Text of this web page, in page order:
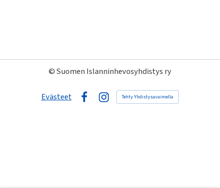
©Suomen Islanninhevosyhdistys ry
Evästeet
Tehty Yhdistysavaimella